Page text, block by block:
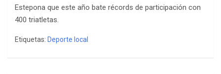
Estepona que este año bate récords de participación con
400 triatletas.
Etiquetas: Deporte local